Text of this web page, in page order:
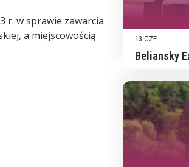
r. w sprawie zawarcia
a miejscowością
13 CZE
Beliansky